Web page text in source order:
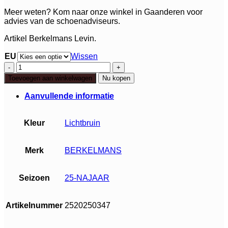
Meer weten? Kom naar onze winkel in Gaanderen voor
advies van de schoenadviseurs.
Artikel Berkelmans Levin.
EU
Wissen
Berkelmans
Levin
aantal
Toevoegen aan winkelwagen Nu kopen
Aanvullende informatie
Kleur Lichtbruin
Merk BERKELMANS
Seizoen 25-NAJAAR
Artikelnummer 2520250347